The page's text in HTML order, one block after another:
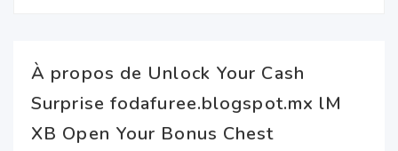
À propos de Unlock Your Cash
Surprise fodafuree.blogspot.mx lM
XB Open Your Bonus Chest